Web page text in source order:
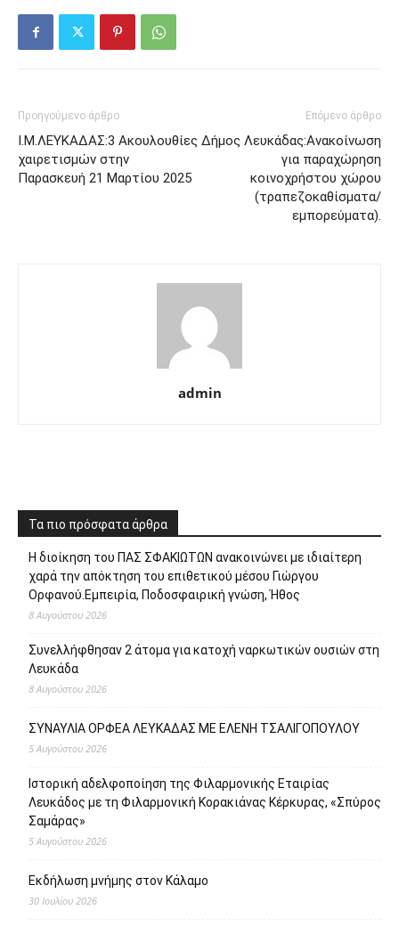
Προηγούμενο άρθρο
Ι.Μ.ΛΕΥΚΑΔΑΣ:3 Ακουλουθίες
χαιρετισμών στην
Παρασκευή 21 Μαρτίου 2025
Επόμενο άρθρο
Δήμος Λευκάδας:Ανακοίνωση
για παραχώρηση
κοινοχρήστου χώρου
(τραπεζοκαθίσματα/
εμπορεύματα).
admin
Τα πιο πρόσφατα άρθρα
Η διοίκηση του ΠΑΣ ΣΦΑΚΙΩΤΩΝ ανακοινώνει με ιδιαίτερη
χαρά την απόκτηση του επιθετικού μέσου Γιώργου
Ορφανού.Εμπειρία, Ποδοσφαιρική γνώση, Ήθος
8 Αυγούστου 2026
Συνελλήφθησαν 2 άτομα για κατοχή ναρκωτικών ουσιών στη
Λευκάδα
8 Αυγούστου 2026
ΣΥΝΑΥΛΙΑ ΟΡΦΕΑ ΛΕΥΚΑΔΑΣ ΜΕ ΕΛΕΝΗ ΤΣΑΛΙΓΟΠΟΥΛΟΥ
5 Αυγούστου 2026
Ιστορική αδελφοποίηση της Φιλαρμονικής Εταιρίας
Λευκάδος με τη Φιλαρμονική Κορακιάνας Κέρκυρας, «Σπύρος
Σαμάρας»
5 Αυγούστου 2026
Εκδήλωση μνήμης στον Κάλαμο
30 Ιουλίου 2026